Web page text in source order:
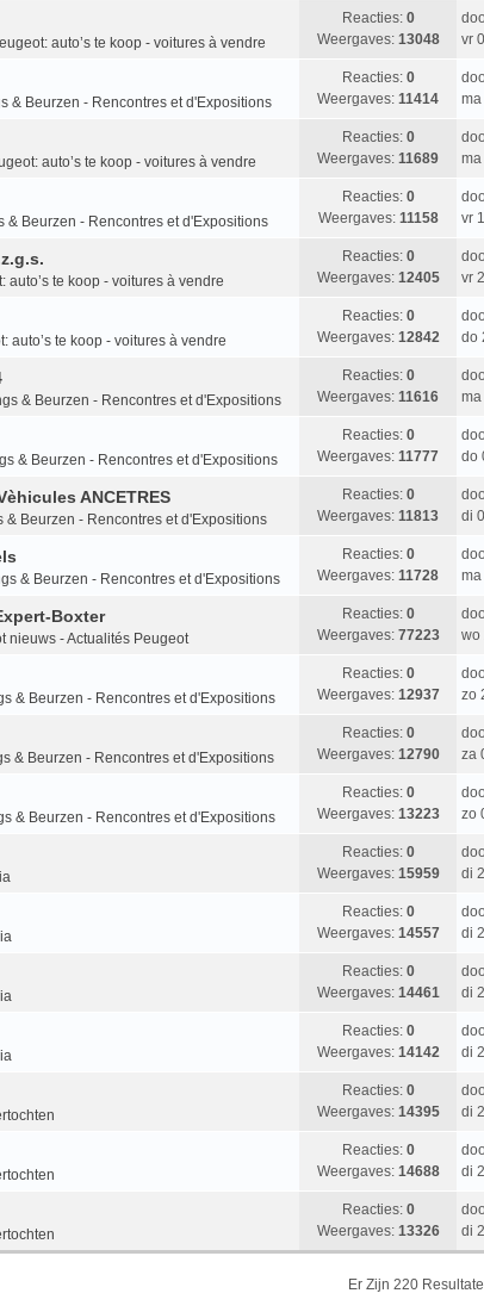
c
h
e
c
h
e
b
e
c
h
t
s
e
b
e
c
h
auto’s te koop - voitures à vendre
Reacties: 0
Weergaves: 13048
L
a
t
s
e
b
e
c
h
vr
& Beurzen - Rencontres et d'Expositions
Reacties: 0
Weergaves: 11414
L
a
t
s
e
b
e
c
h
auto’s te koop - voitures à vendre
Reacties: 0
Weergaves: 11689
L
a
t
s
e
b
e
c
h
& Beurzen - Rencontres et d'Expositions
Reacties: 0
Weergaves: 11158
L
a
t
s
e
b
e
c
h
vr
auto’s te koop - voitures à vendre
Reacties: 0
Weergaves: 12405
L
a
t
s
e
b
e
c
h
vr
auto’s te koop - voitures à vendre
Reacties: 0
Weergaves: 12842
L
a
t
s
e
b
e
c
h
do
& Beurzen - Rencontres et d'Expositions
Reacties: 0
Weergaves: 11616
L
a
t
s
e
b
e
c
h
& Beurzen - Rencontres et d'Expositions
Reacties: 0
Weergaves: 11777
L
a
t
s
e
b
e
c
h
do
ANCETRES
& Beurzen - Rencontres et d'Expositions
Reacties: 0
Weergaves: 11813
L
a
t
s
e
b
e
c
h
di
& Beurzen - Rencontres et d'Expositions
Reacties: 0
Weergaves: 11728
L
a
t
s
e
b
e
c
h
Boxter
nieuws - Actualités Peugeot
Reacties: 0
Weergaves: 77223
L
a
t
s
e
b
e
c
h
wo
& Beurzen - Rencontres et d'Expositions
Reacties: 0
Weergaves: 12937
L
a
t
s
e
b
e
c
h
zo
& Beurzen - Rencontres et d'Expositions
Reacties: 0
Weergaves: 12790
L
a
t
s
e
b
e
c
h
za
& Beurzen - Rencontres et d'Expositions
Reacties: 0
Weergaves: 13223
L
a
t
s
e
b
e
c
h
zo
Reacties: 0
Weergaves: 15959
L
a
t
s
e
b
e
c
h
di
Reacties: 0
Weergaves: 14557
L
a
t
s
e
b
e
c
h
di
Reacties: 0
Weergaves: 14461
L
a
t
s
e
b
e
c
h
t
di
Reacties: 0
Weergaves: 14142
L
a
t
s
e
b
e
h
di
Reacties: 0
Weergaves: 14395
L
a
t
s
e
b
r
di
Reacties: 0
Weergaves: 14688
L
a
t
s
t
e
di
Reacties: 0
Weergaves: 13326
L
a
a
s
di
Er Zijn 220